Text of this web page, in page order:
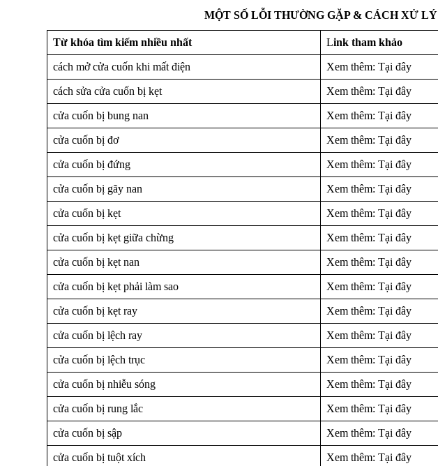
MỘT SỐ LỖI THƯỜNG GẶP & CÁCH XỬ LÝ
Từ khóa tìm kiếm nhiều nhất Link tham khảo
cách mở cửa cuốn khi mất điện Xem thêm: Tại đây
cách sửa cửa cuốn bị kẹt Xem thêm: Tại đây
cửa cuốn bị bung nan Xem thêm: Tại đây
cửa cuốn bị đơ Xem thêm: Tại đây
cửa cuốn bị đứng Xem thêm: Tại đây
cửa cuốn bị gãy nan Xem thêm: Tại đây
cửa cuốn bị kẹt Xem thêm: Tại đây
cửa cuốn bị kẹt giữa chừng Xem thêm: Tại đây
cửa cuốn bị kẹt nan Xem thêm: Tại đây
cửa cuốn bị kẹt phải làm sao Xem thêm: Tại đây
cửa cuốn bị kẹt ray Xem thêm: Tại đây
cửa cuốn bị lệch ray Xem thêm: Tại đây
cửa cuốn bị lệch trục Xem thêm: Tại đây
cửa cuốn bị nhiễu sóng Xem thêm: Tại đây
cửa cuốn bị rung lắc Xem thêm: Tại đây
cửa cuốn bị sập Xem thêm: Tại đây
cửa cuốn bị tuột xích Xem thêm: Tại đây